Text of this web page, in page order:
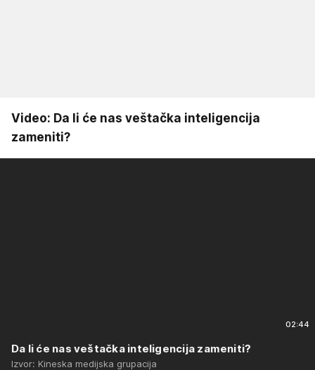
Video: Da li će nas veštačka inteligencija
zameniti?
02:44
Da li će nas veštačka inteligencija zameniti?
Izvor: Kineska medijska grupacija